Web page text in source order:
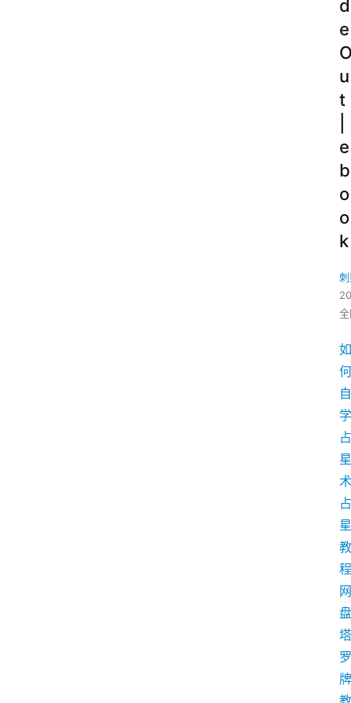
d
e
u
t
e
b
o
o
k
如
何
自
学
占
星
术
占
星
教
程
网
盘
塔
罗
牌